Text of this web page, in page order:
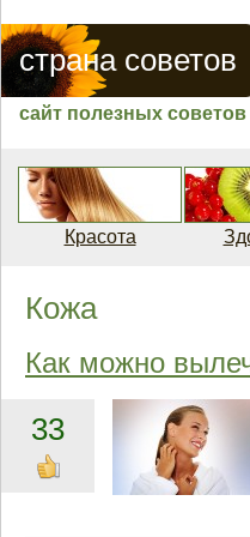
страна советов
сайт полезных советов
Красота
Кожа
Как можно
33